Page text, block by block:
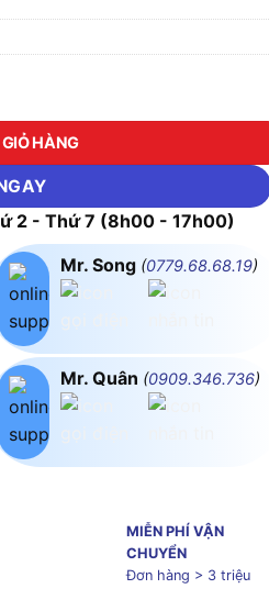
3kVA Battery Pack số lượng
HÀNG
2 - Thứ 7 (8h00 - 17h00)
Mr. Song (0779.68.68.19)
Mr. Quân (0909.346.736)
MIỄN PHÍ VẬN
CHUYỂN
Đơn hàng > 3 triệu